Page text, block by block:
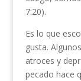
7:20).
Es lo que
gusta.
atroces y
pecado hace